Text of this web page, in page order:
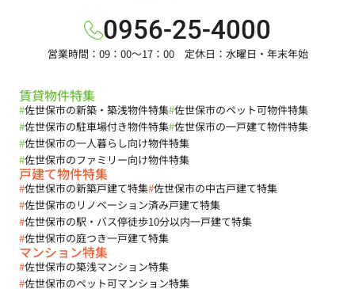
0956-25-4000
営業時間：09：00～17：00 定休日：水曜日・年末年始
賃貸物件特集
#佐世保市の新築・築浅物件特集#佐世保市のペット可物件特集
#佐世保市の駐車場付き物件特集#佐世保市の一戸建て物件特集
#佐世保市の一人暮らし向け物件特集
#佐世保市のファミリー向け物件特集
戸建て物件特集
#佐世保市の新築戸建て特集#佐世保市の中古戸建て特集
#佐世保市のリノベーション済み戸建て特集
#佐世保市の駅・バス停徒歩10分以内一戸建て特集
#佐世保市の庭つき一戸建て特集
マンション特集
#佐世保市の築浅マンション特集
#佐世保市のペット可マンション特集